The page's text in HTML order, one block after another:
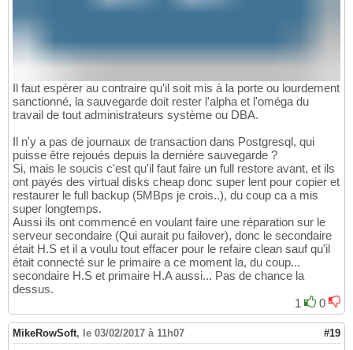
Il faut espérer au contraire qu'il soit mis à la porte ou lourdement
sanctionné, la sauvegarde doit rester l'alpha et l'oméga du
travail de tout administrateurs système ou DBA.
Il n'y a pas de journaux de transaction dans Postgresql, qui
puisse être rejoués depuis la dernière sauvegarde ?
Si, mais le soucis c'est qu'il faut faire un full restore avant, et ils
ont payés des virtual disks cheap donc super lent pour copier et
restaurer le full backup (5MBps je crois..), du coup ca a mis
super longtemps.
Aussi ils ont commencé en voulant faire une réparation sur le
serveur secondaire (Qui aurait pu failover), donc le secondaire
était H.S et il a voulu tout effacer pour le refaire clean sauf qu'il
était connecté sur le primaire a ce moment la, du coup...
secondaire H.S et primaire H.A aussi... Pas de chance la
dessus.
1
0
MikeRowSoft, le 03/02/2017 à 11h07 #19